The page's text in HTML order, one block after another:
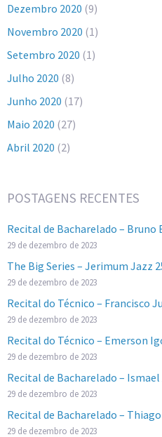
Dezembro 2020 (9)
Novembro 2020 (1)
Setembro 2020 (1)
Julho 2020 (8)
Junho 2020 (17)
Maio 2020 (27)
Abril 2020 (2)
POSTAGENS RECENTES
Recital de Bacharelado – Bruno
29 de dezembro de 2023
The Big Series – Jerimum Jazz
29 de dezembro de 2023
Recital do Técnico – Francisco
29 de dezembro de 2023
Recital do Técnico – Emerson
29 de dezembro de 2023
Recital de Bacharelado –
29 de dezembro de 2023
Recital de Bacharelado –
29 de dezembro de 2023